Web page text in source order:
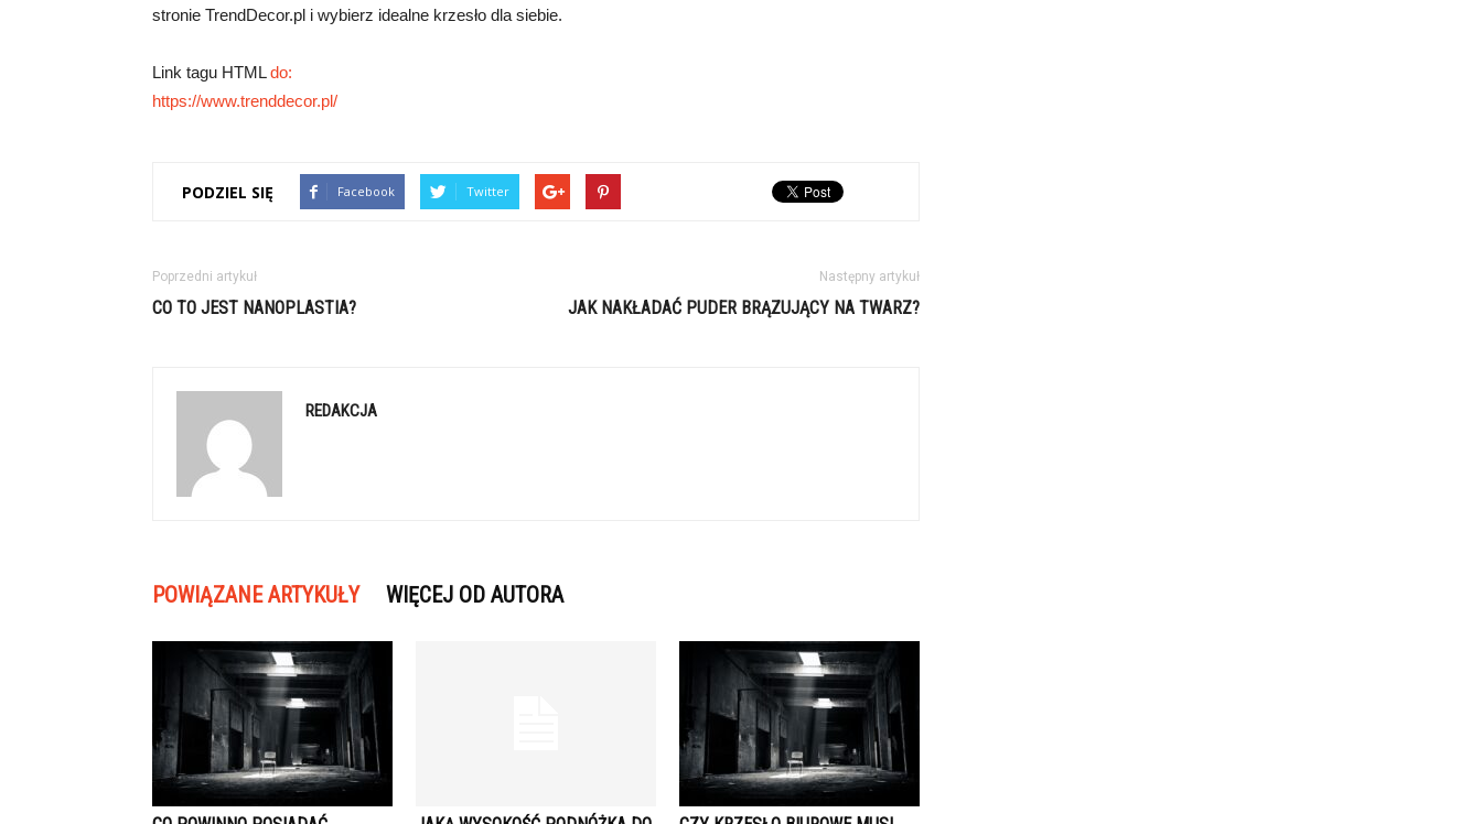
stronie TrendDecor.pl i wybierz idealne krzesło dla siebie.
Link tagu HTMLdo:
https://www.trenddecor.pl/
PODZIEL SIĘ Facebook Twitter
Poprzedni artykuł
CO TO JEST NANOPLASTIA?
Następny artykuł
JAK NAKŁADAĆ PUDER BRĄZUJĄCY NA TWARZ?
REDAKCJA
POWIĄZANE ARTYKUŁY WIĘCEJ OD AUTORA